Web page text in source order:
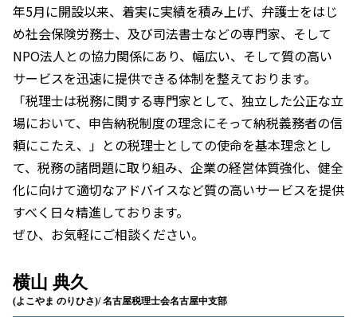
年5月に開設以来、着実に実績を積み上げ、弁護士をはじ
め社会保険労務士、及び司法書士などの専門家、そして
NPO法人との協力関係にあり、幅広い、そして質の高い
サービスを迅速に提供できる体制を整えております。
「税理士は税務に関する専門家として、独立した公正な立
場において、申告納税制度の理念にそって納税義務者の信
頼にこたえ、」との税理士としての使命を基本理念とし
て、税務の諸問題に取り組み、企業の経営体質強化、健全
化に向けて適切なアドバイスなど質の高いサービスを提供
すべく日々精進しております。
ぜひ、お気軽にご相談ください。
横山 典久
(よこやま のりひさ)/ 名古屋税理士会名古屋中支部